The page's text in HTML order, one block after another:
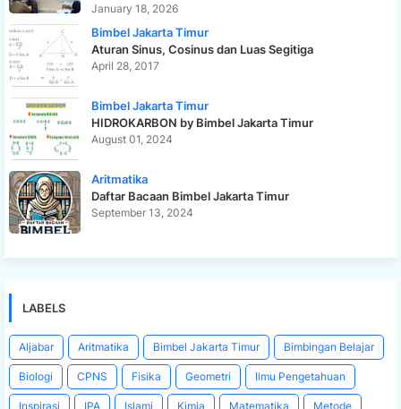
January 18, 2026
Bimbel Jakarta Timur
Aturan Sinus, Cosinus dan Luas Segitiga
April 28, 2017
Bimbel Jakarta Timur
HIDROKARBON by Bimbel Jakarta Timur
August 01, 2024
Aritmatika
Daftar Bacaan Bimbel Jakarta Timur
September 13, 2024
LABELS
Aljabar Aritmatika Bimbel Jakarta Timur Bimbingan Belajar
Biologi CPNS Fisika Geometri Ilmu Pengetahuan
Inspirasi IPA Islami Kimia Matematika Metode